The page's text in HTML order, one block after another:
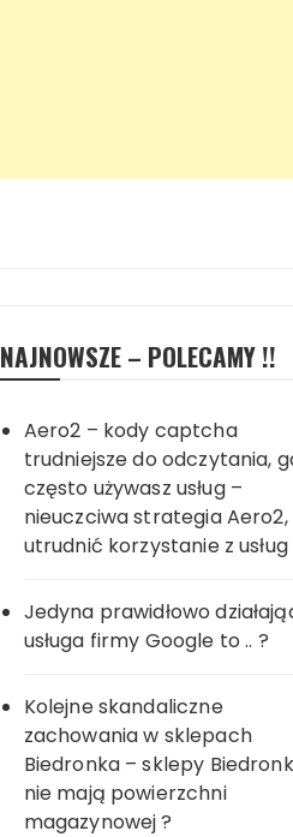
NAJNOWSZE – POLECAMY !!
Aero2 – kody captcha
trudniejsze do odczytania,
często używasz usług –
nieuczciwa strategia
utrudnić korzystanie z usług
Jedyna prawidłowo
usługa firmy Google to .. ?
Kolejne skandaliczne
zachowania w sklepach
Biedronka – sklepy
nie mają powierzchni
magazynowej ?